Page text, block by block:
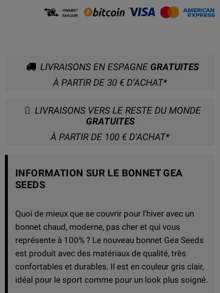
LIVRAISONS EN ESPAGNE GRATUITES
À PARTIR DE 30 € D’ACHAT*
LIVRAISONS VERS LE RESTE DU MONDE
GRATUITES
À PARTIR DE 100 € D’ACHAT*
INFORMATION SUR LE BONNET GEA
SEEDS
Quoi de mieux que se couvrir pour l'hiver avec un
bonnet chaud, moderne, pas cher et qui vous
représente à 100% ? Le nouveau bonnet Gea Seeds
est produit avec des matériaux de qualité, très
confortables et durables. Il est en couleur gris clair,
idéal pour le sport comme pour un look plus soigné.